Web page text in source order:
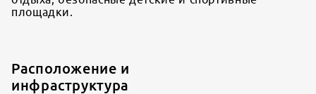
площадки.
Расположение и
инфраструктура